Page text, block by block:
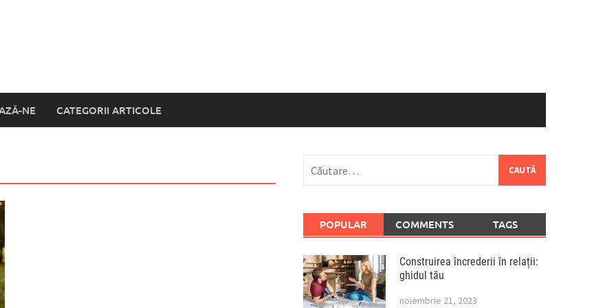
NE CATEGORII ARTICOLE
după:
POPULAR COMMENTS TAGS
Construirea încrederii în relații:
ghidul tău
noiembrie 21, 2023